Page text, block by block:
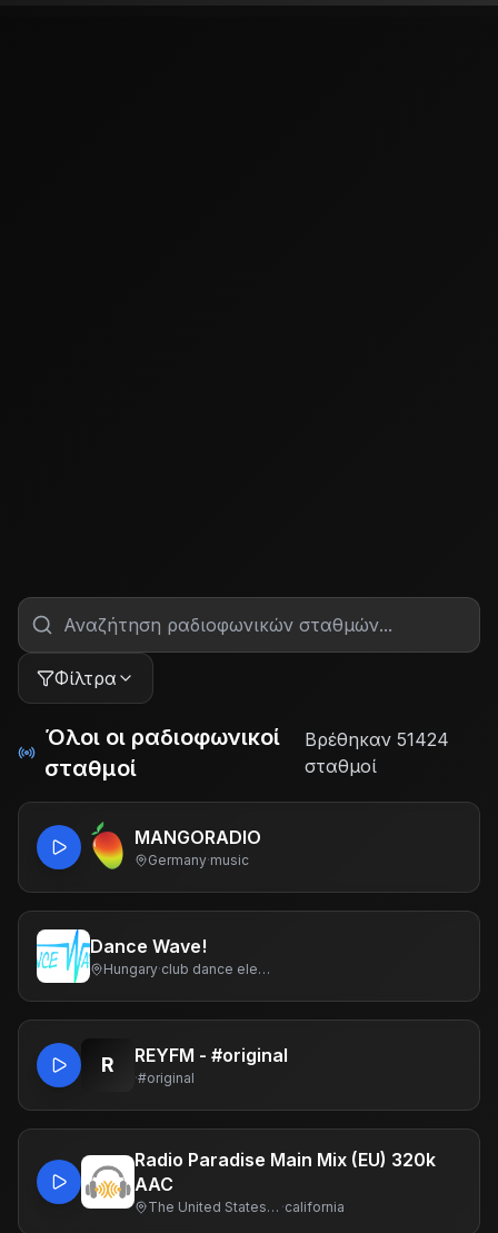
Φίλτρα
Όλοι οι ραδιοφωνικοί
σταθμοί
Βρέθηκαν 51424
σταθμοί
MANGORADIO
Germany·music
Dance Wave!
Hungary· club dance electronic house trance
R REYFM - #original
·#original
Radio Paradise Main Mix (EU) 320k
AAC
The United States Of America ·california